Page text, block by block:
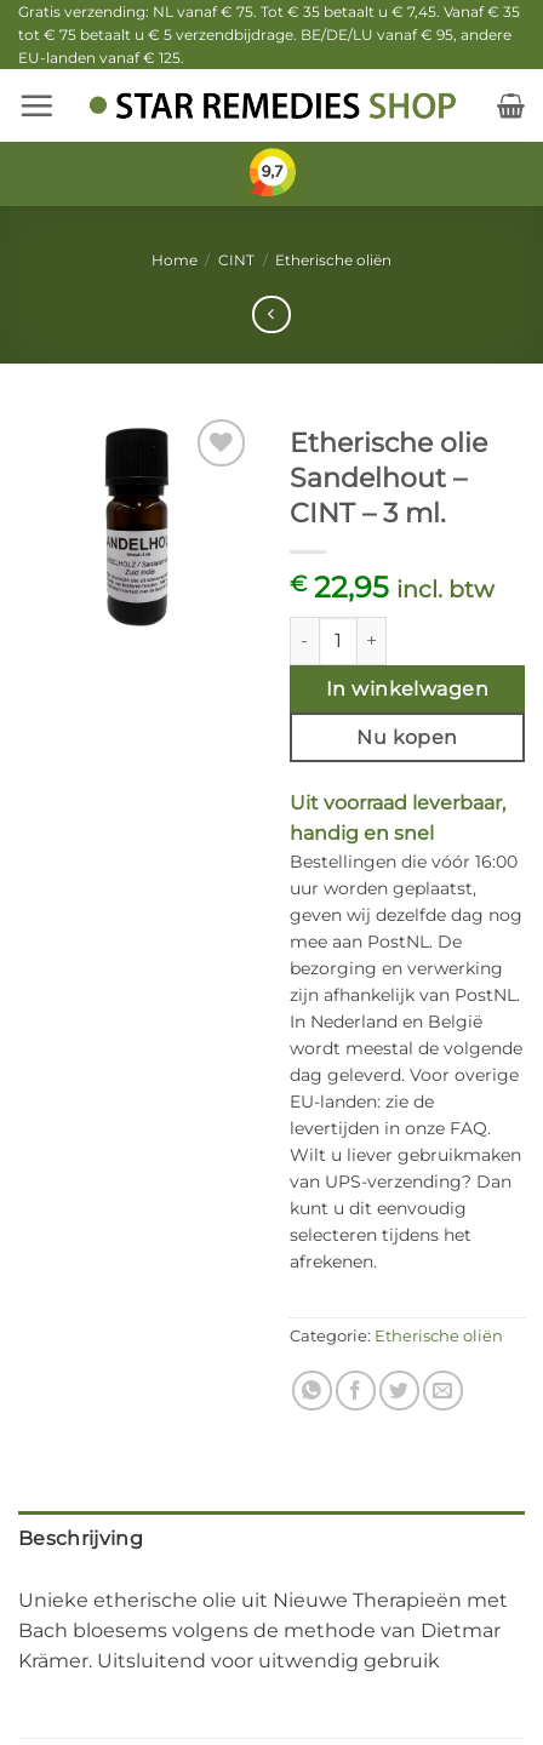
Ga
naar
inhoud
Gratis verzending: NL vanaf € 75. Tot € 35 betaalt u € 7,45. Vanaf € 35
tot € 75 betaalt u € 5 verzendbijdrage. BE/DE/LU vanaf € 95, andere
EU-landen vanaf € 125.
Home / CINT / Etherische oliën
Etherische olie
Sandelhout –
CINT – 3 ml.
€22,95 incl. btw
Etherische olie Sandelhout -
In winkelwagen
Nu kopen
Uit voorraad leverbaar,
handig en snel
Bestellingen die vóór 16:00
uur worden geplaatst,
geven wij dezelfde dag nog
mee aan PostNL. De
bezorging en verwerking
zijn afhankelijk van PostNL.
In Nederland en België
wordt meestal de volgende
dag geleverd. Voor overige
EU-landen: zie de
levertijden in onze FAQ.
Wilt u liever gebruikmaken
van UPS-verzending? Dan
kunt u dit eenvoudig
selecteren tijdens het
afrekenen.
Categorie: Etherische oliën
Beschrijving
Unieke etherische olie uit Nieuwe Therapieën met
Bach bloesems volgens de methode van Dietmar
Krämer. Uitsluitend voor uitwendig gebruik